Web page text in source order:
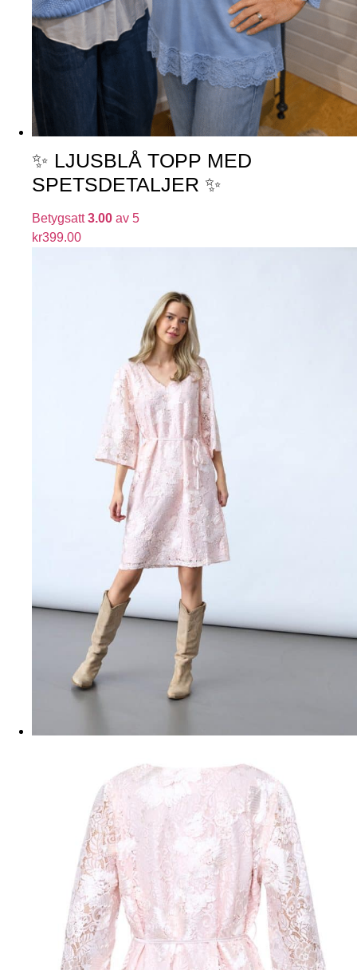
✨ LJUSBLÅ TOPP MED
SPETSDETALJER ✨
Betygsatt3.00 av 5
kr399.00